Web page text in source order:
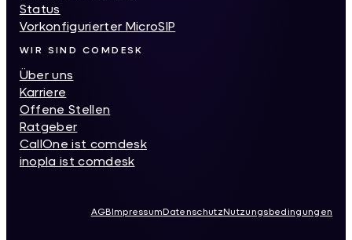
Status
Vorkonfigurierter MicroSIP
WIR SIND COMDESK
Über uns
Karriere
Offene Stellen
Ratgeber
CallOne ist comdesk
inopla ist comdesk
AGBImpressumDatenschutzNutzungsbedingungen